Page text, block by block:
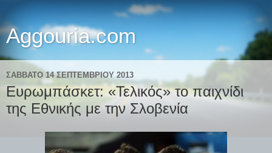
Aggouria.com
ΣΆΒΒΑΤΟ 14 ΣΕΠΤΕΜΒΡΊΟΥ 2013
Ευρωμπάσκετ: «Τελικός» το παιχνίδι
της Εθνικής με την Σλοβενία